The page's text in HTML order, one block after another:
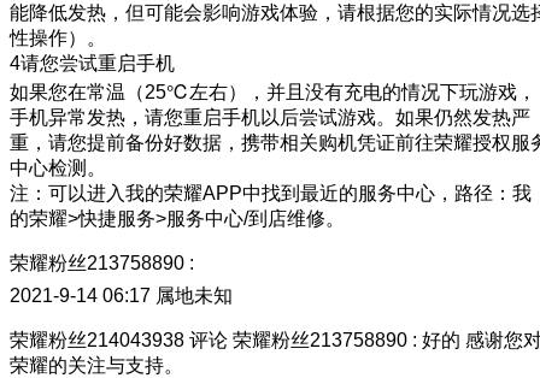
能降低发热，但可能会影响游戏体验，请根据您的实际情况选
性操作）。
4请您尝试重启手机
如果您在常温（25℃左右），并且没有充电的情况下玩游戏，
手机异常发热，请您重启手机以后尝试游戏。如果仍然发热严
重，请您提前备份好数据，携带相关购机凭证前往荣耀授权服
中心检测。
注：可以进入我的荣耀APP中找到最近的服务中心，路径：我
的荣耀>快捷服务>服务中心/到店维修。
荣耀粉丝213758890 :
2021-9-14 06:17 属地未知
荣耀粉丝214043938 评论 荣耀粉丝213758890 : 好的 感谢您
荣耀的关注与支持。